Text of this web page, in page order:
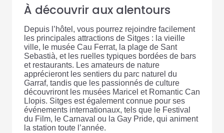
À découvrir aux alentours
Depuis l’hôtel, vous pourrez rejoindre facilement
les principales attractions de Sitges : la vieille
ville, le musée Cau Ferrat, la plage de Sant
Sebastià, et les ruelles typiques bordées de bars
et restaurants. Les amateurs de nature
apprécieront les sentiers du parc naturel du
Garraf, tandis que les passionnés de culture
découvriront les musées Maricel et Romantic Can
Llopis. Sitges est également connue pour ses
événements internationaux, tels que le Festival
du Film, le Carnaval ou la Gay Pride, qui animent
la station toute l’année.